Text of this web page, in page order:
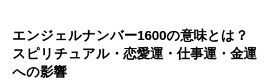
エンジェルナンバー1600の意味とは？
スピリチュアル・恋愛運・仕事運・金運
への影響